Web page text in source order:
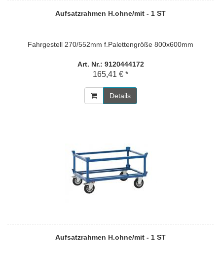
Aufsatzrahmen H.ohne/mit - 1 ST
Fahrgestell 270/552mm f.Palettengröße 800x600mm
Art. Nr.: 9120444172
165,41 € *
Details
Aufsatzrahmen H.ohne/mit - 1 ST